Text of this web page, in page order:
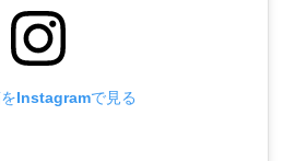
Instagramで見る